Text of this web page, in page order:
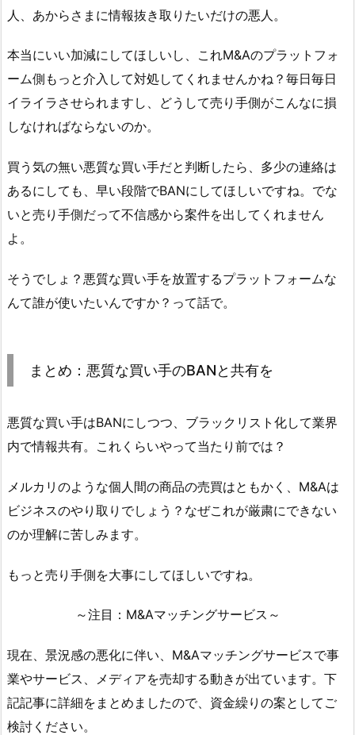
人、あからさまに情報抜き取りたいだけの悪人。
本当にいい加減にしてほしいし、これM&Aのプラットフォ
ーム側もっと介入して対処してくれませんかね？毎日毎日
イライラさせられますし、どうして売り手側がこんなに損
しなければならないのか。
買う気の無い悪質な買い手だと判断したら、多少の連絡は
あるにしても、早い段階でBANにしてほしいですね。でな
いと売り手側だって不信感から案件を出してくれません
よ。
そうでしょ？悪質な買い手を放置するプラットフォームな
んて誰が使いたいんですか？って話で。
まとめ：悪質な買い手のBANと共有を
悪質な買い手はBANにしつつ、ブラックリスト化して業界
内で情報共有。これくらいやって当たり前では？
メルカリのような個人間の商品の売買はともかく、M&Aは
ビジネスのやり取りでしょう？なぜこれが厳粛にできない
のか理解に苦しみます。
もっと売り手側を大事にしてほしいですね。
～注目：M&Aマッチングサービス～
現在、景況感の悪化に伴い、M&Aマッチングサービスで事
業やサービス、メディアを売却する動きが出ています。下
記記事に詳細をまとめましたので、資金繰りの案としてご
検討ください。